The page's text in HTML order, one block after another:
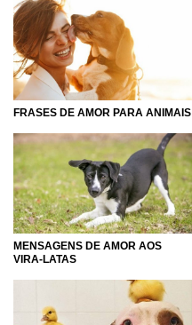
FRASES DE AMOR PARA ANIMAIS
MENSAGENS DE AMOR AOS
VIRA-LATAS